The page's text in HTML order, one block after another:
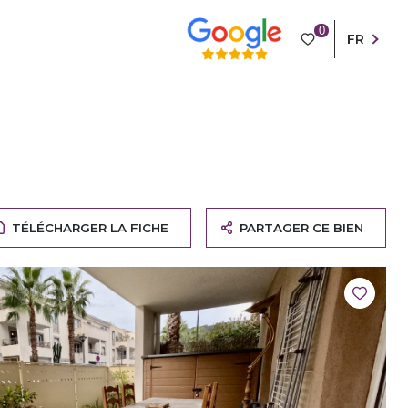
0
FR
TÉLÉCHARGER LA FICHE PARTAGER CE BIEN